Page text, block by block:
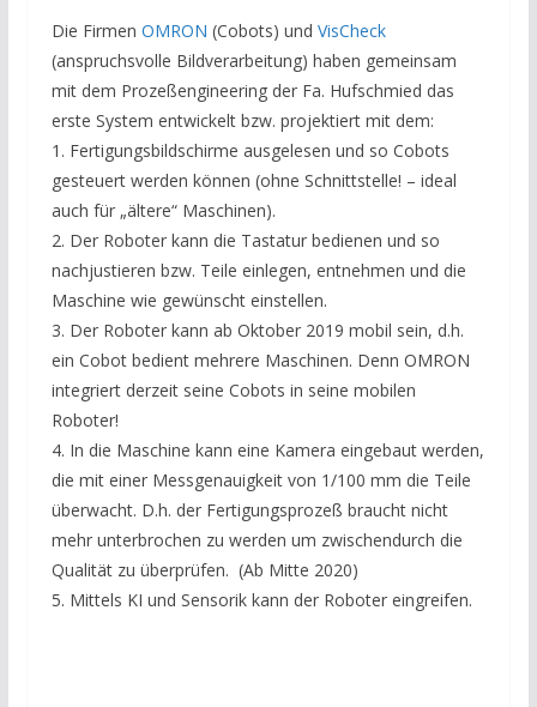
Die Firmen OMRON (Cobots) und VisCheck
(anspruchsvolle Bildverarbeitung) haben gemeinsam
mit dem Prozeßengineering der Fa. Hufschmied das
erste System entwickelt bzw. projektiert mit dem:
1. Fertigungsbildschirme ausgelesen und so Cobots
gesteuert werden können (ohne Schnittstelle! – ideal
auch für „ältere“ Maschinen).
2. Der Roboter kann die Tastatur bedienen und so
nachjustieren bzw. Teile einlegen, entnehmen und die
Maschine wie gewünscht einstellen.
3. Der Roboter kann ab Oktober 2019 mobil sein, d.h.
ein Cobot bedient mehrere Maschinen. Denn OMRON
integriert derzeit seine Cobots in seine mobilen
Roboter!
4. In die Maschine kann eine Kamera eingebaut werden,
die mit einer Messgenauigkeit von 1/100 mm die Teile
überwacht. D.h. der Fertigungsprozeß braucht nicht
mehr unterbrochen zu werden um zwischendurch die
Qualität zu überprüfen. (Ab Mitte 2020)
5. Mittels KI und Sensorik kann der Roboter eingreifen.